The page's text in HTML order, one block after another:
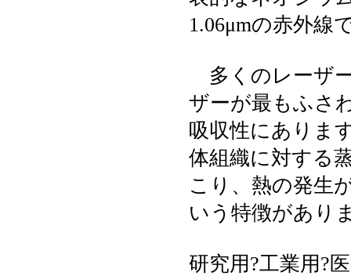
1.06μmの赤外線
多くのレーザ
ザーが最もふさ
吸収性にありま
体組織に対する
こり、熱の発生
いう特徴があり
研究用?工業用?